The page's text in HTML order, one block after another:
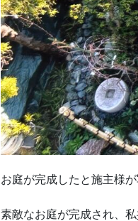
お庭が完成したと施主様
素敵なお庭が完成され、